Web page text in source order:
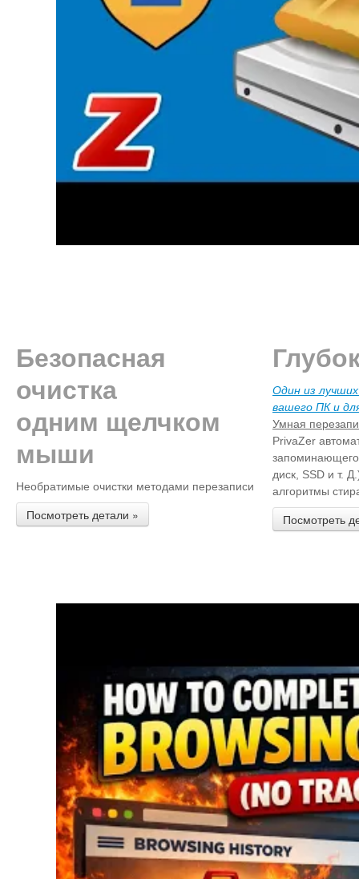
Безопасная
очистка
одним щелчком
мыши
Необратимые очистки методами перезаписи
Посмотреть детали »
Один из
вашего ПК и
Умная
PrivaZer
запоминающего
диск, SSD и т.
алгоритмы
Посмотреть